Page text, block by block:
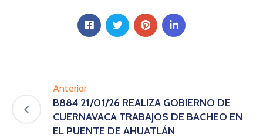
Anterior
B884 21/01/26 REALIZA GOBIERNO DE
CUERNAVACA TRABAJOS DE BACHEO EN
EL PUENTE DE AHUATLÁN